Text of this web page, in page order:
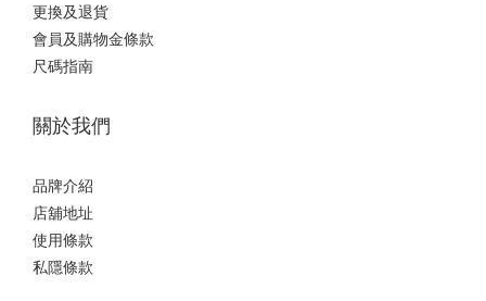
更換及退貨
會員及購物金條款
尺碼指南
關於我們
品牌介紹
店舖地址
使用條款
私隱條款